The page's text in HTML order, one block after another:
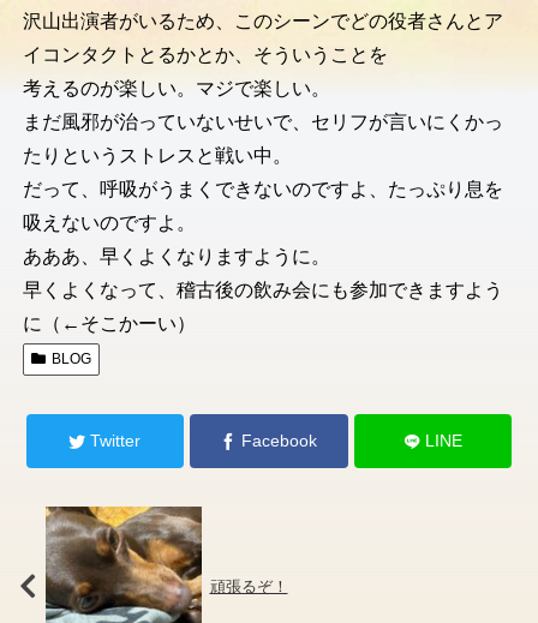
沢山出演者がいるため、このシーンでどの役者さんとア
イコンタクトとるかとか、そういうことを
考えるのが楽しい。マジで楽しい。
まだ風邪が治っていないせいで、セリフが言いにくかっ
たりというストレスと戦い中。
だって、呼吸がうまくできないのですよ、たっぷり息を
吸えないのですよ。
あああ、早くよくなりますように。
早くよくなって、稽古後の飲み会にも参加できますよう
に（←そこかーい）
BLOG
Twitter Facebook LINE
頑張るぞ！